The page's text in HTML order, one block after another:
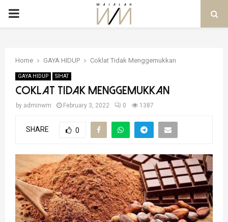
PRIMARY
Home GAYA HIDUP Coklat Tidak Menggemukkan
GAYA HIDUP SIHAT
Coklat Tidak Menggemukkan
by adminwm February 3, 2022 0 1387
SHARE 0